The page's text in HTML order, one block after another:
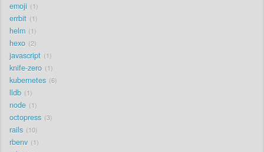
emoji 1
errbit 1
helm 1
hexo 2
javascript 1
knife-zero 1
kubernetes 6
lldb 1
node 1
octopress 3
rails 10
rbenv 1